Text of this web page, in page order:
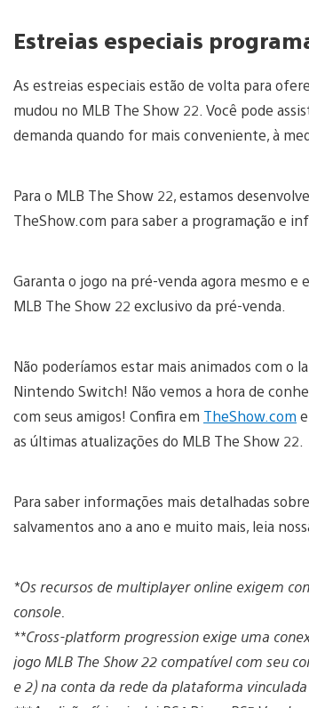
Estreias especiais
As estreias especiais estão de volta para
mudou no MLB The Show 22. Você pode
demanda quando for mais conveniente, à
Para o MLB The Show 22, estamos
TheShow.com para saber a programação e
Garanta o jogo na pré-venda agora mesmo e
MLB The Show 22 exclusivo da pré-venda.
Não poderíamos estar mais animados com o
Nintendo Switch! Não vemos a hora de
com seus amigos! Confira em TheShow.com
as últimas atualizações do MLB The Show 22.
Para saber informações mais detalhadas
salvamentos ano a ano e muito mais, leia
*Os recursos de multiplayer online exigem
console.
**Cross-platform progression exige uma
jogo MLB The Show 22 compatível com seu
e 2) na conta da rede da plataforma vinculada